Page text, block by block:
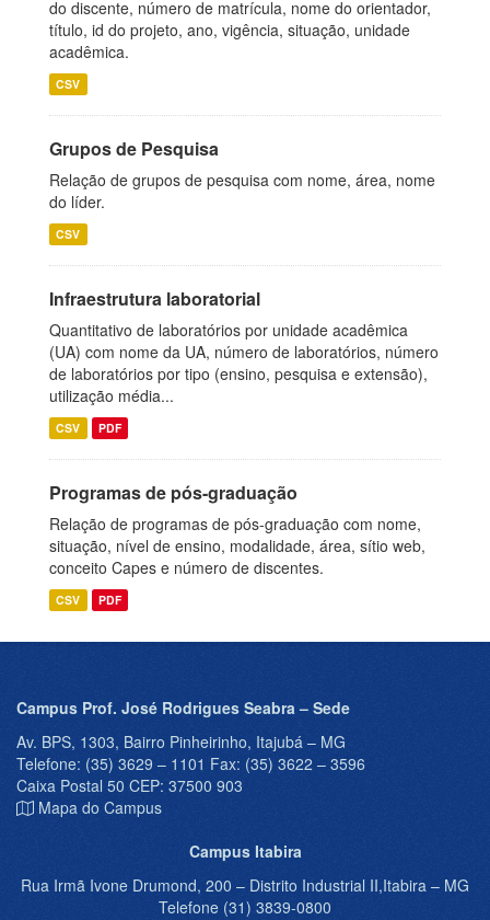
do discente, número de matrícula, nome do orientador,
título, id do projeto, ano, vigência, situação, unidade
acadêmica.
CSV
Grupos de Pesquisa
Relação de grupos de pesquisa com nome, área, nome
do líder.
CSV
Infraestrutura laboratorial
Quantitativo de laboratórios por unidade acadêmica
(UA) com nome da UA, número de laboratórios, número
de laboratórios por tipo (ensino, pesquisa e extensão),
utilização média...
CSV PDF
Programas de pós-graduação
Relação de programas de pós-graduação com nome,
situação, nível de ensino, modalidade, área, sítio web,
conceito Capes e número de discentes.
CSV PDF
Campus Prof. José Rodrigues Seabra – Sede
Av. BPS, 1303, Bairro Pinheirinho, Itajubá – MG
Telefone: (35) 3629 – 1101 Fax: (35) 3622 – 3596
Caixa Postal 50 CEP: 37500 903
Mapa do Campus
Campus Itabira
Rua Irmã Ivone Drumond, 200 – Distrito Industrial II,Itabira – MG
Telefone (31) 3839-0800